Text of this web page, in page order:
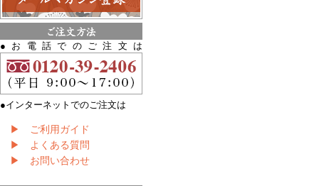
●お電話でのご注文は
●インターネットでのご注文は
▶ ご利用ガイド
▶ よくある質問
▶ お問い合わせ